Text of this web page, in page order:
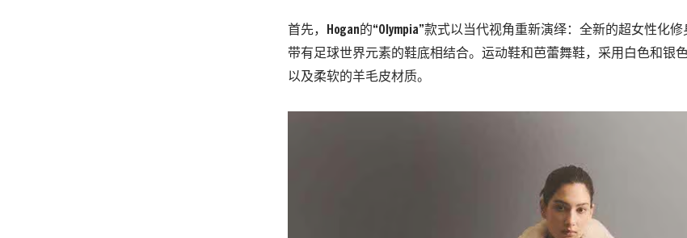
首先，Hogan的“Olympia”款式以当代视角重新演绎：全新的超女性化
带有足球世界元素的鞋底相结合。运动鞋和芭蕾舞鞋，采用白色和银
以及柔软的羊毛皮材质。